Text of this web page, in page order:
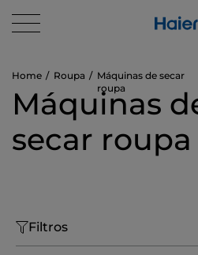
Home Roupa
Máquinas de secar
roupa
Máquinas
secar roupa
Filtros